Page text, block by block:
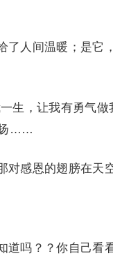
人间温暖；是它
，让我有勇气
扬……
感恩的翅膀在天空
吗？？你自己看看